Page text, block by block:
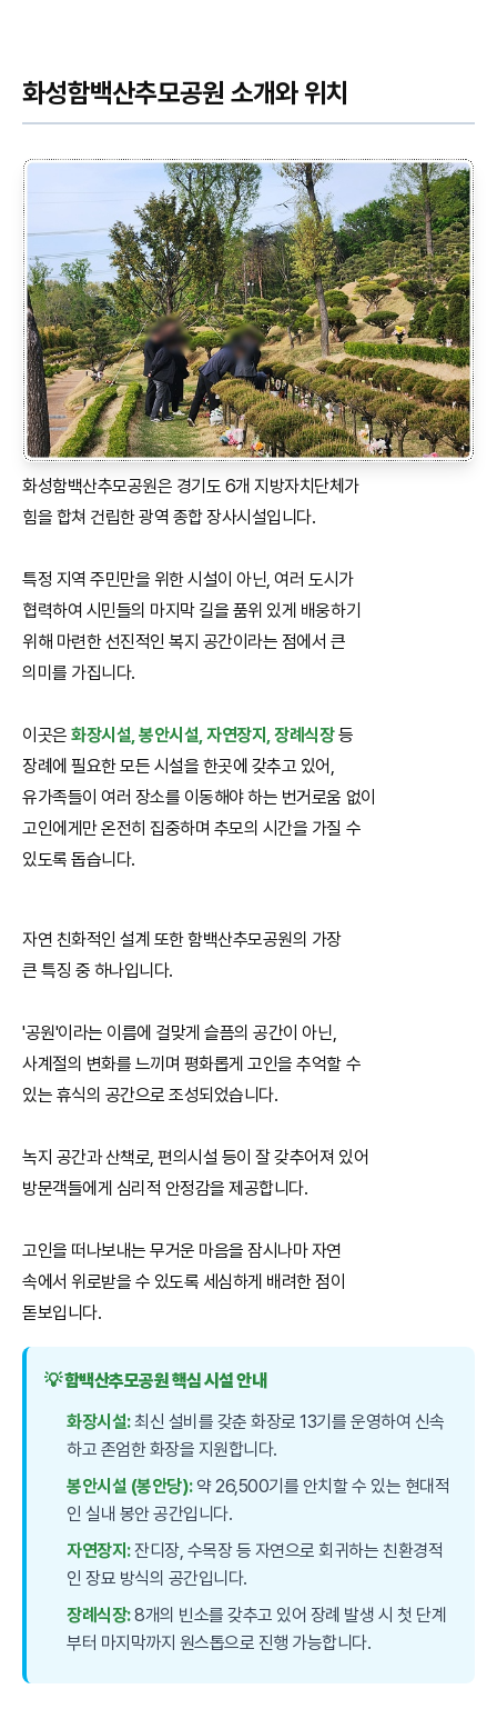
화성함백산추모공원 소개와 위치
화성함백산추모공원은 경기도 6개 지방자치단체가
힘을 합쳐 건립한 광역 종합 장사시설입니다.
특정 지역 주민만을 위한 시설이 아닌, 여러 도시가
협력하여 시민들의 마지막 길을 품위 있게 배웅하기
위해 마련한 선진적인 복지 공간이라는 점에서 큰
의미를 가집니다.
이곳은화장시설, 봉안시설, 자연장지, 장례식장등
장례에 필요한 모든 시설을 한곳에 갖추고 있어,
유가족들이 여러 장소를 이동해야 하는 번거로움 없이
고인에게만 온전히 집중하며 추모의 시간을 가질 수
있도록 돕습니다.
자연 친화적인 설계 또한 함백산추모공원의 가장
큰 특징 중 하나입니다.
'공원'이라는 이름에 걸맞게 슬픔의 공간이 아닌,
사계절의 변화를 느끼며 평화롭게 고인을 추억할 수
있는 휴식의 공간으로 조성되었습니다.
녹지 공간과 산책로, 편의시설 등이 잘 갖추어져 있어
방문객들에게 심리적 안정감을 제공합니다.
고인을 떠나보내는 무거운 마음을 잠시나마 자연
속에서 위로받을 수 있도록 세심하게 배려한 점이
돋보입니다.
💡 함백산추모공원 핵심 시설 안내
화장시설:최신 설비를 갖춘 화장로 13기를 운영하여 신속
하고 존엄한 화장을 지원합니다.
봉안시설 (봉안당):약 26,500기를 안치할 수 있는 현대적
인 실내 봉안 공간입니다.
자연장지:잔디장, 수목장 등 자연으로 회귀하는 친환경적
인 장묘 방식의 공간입니다.
장례식장:8개의 빈소를 갖추고 있어 장례 발생 시 첫 단계
부터 마지막까지 원스톱으로 진행 가능합니다.